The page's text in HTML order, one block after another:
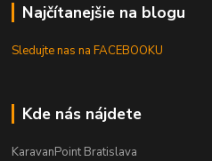
Najčítanejšie na blogu
Sledujte nas na FACEBOOKU
Kde nás nájdete
KaravanPoint Bratislava